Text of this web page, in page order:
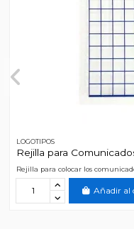
LOGOTIPOS
Rejilla para
Rejilla para colocar los
Añadir al